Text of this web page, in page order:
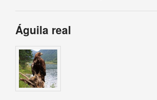
Águila real